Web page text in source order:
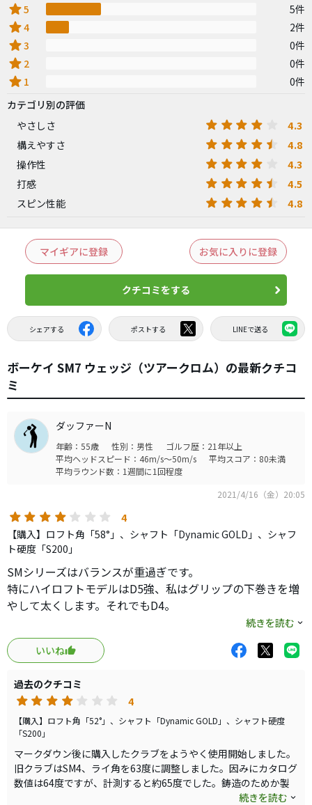
star5 5件
star4 2件
star3 0件
star 2 0件
star 1
0件
カテゴリ別の評価
やさしさ
4.3
構えやすさ 4.8
操作性 4.3
打感 4.5
スピン性能 4.8
マイギアに登録 お気に入りに登録
クチコミをする
シェアする ポストする LINEで送る
ボーケイ SM7 ウェッジ（ツアークロム）の最新クチコ
ミ
ダッファーN
年齢：55歳 性別：男性
ゴルフ歴：21年以上
平均ヘッドスピード：46m/s～50m/s
平均スコア：80未満
平均ラウンド数：1週間に1回程度
2021/4/16（金）20:05
4
【購入】ロフト角「58°」、シャフト「Dynamic GOLD」、シャフ
ト硬度「S200」
SMシリーズはバランスが重過ぎです。
特にハイロフトモデルはD5強、私はグリップの下巻きを増
やして太くします。それでもD4。
短く持たないとバランスが重くヘッドが効き過ぎます。
しかし、ヘッドが重い分、ショートアプローチは短く持っ
てもバランスが重く、打ち易いです。
見た目とブランドイメージだけで購入するのは止めるべ
き。
続きを読む
いいね
過去のクチコミ
4
【購入】ロフト角「52°」、シャフト「Dynamic GOLD」、シャフト硬度
「S200」
マークダウン後に購入したクラブをようやく使用開始しました。
旧クラブはSM4、ライ角を63度に調整しました。因みにカタログ
数値は64度ですが、計測すると約65度でした。鋳造のためか製
続きを読む